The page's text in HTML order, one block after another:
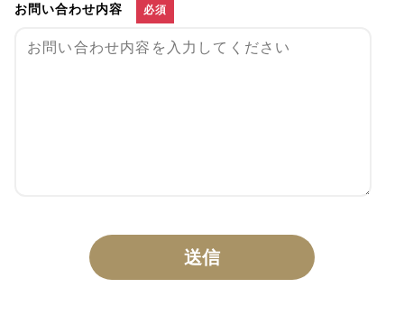
お問い合わせ内容 必須